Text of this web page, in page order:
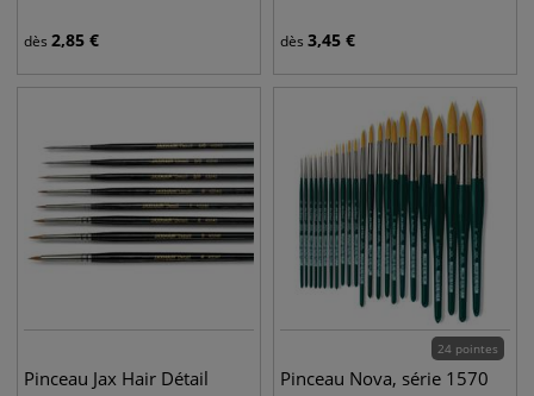
dès 2,85 € dès 3,45 €
Pinceau Jax Hair Détail
24 pointes
Pinceau Nova, série 1570